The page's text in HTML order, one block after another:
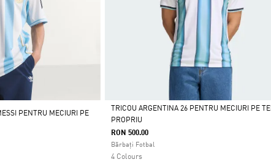
PENTRU MECIURI PE
Da
TRICOU ARGENTINA 26 PENTRU MECIURI PE
PROPRIU
RON 500.00
Bărbați Fotbal
4 Colours